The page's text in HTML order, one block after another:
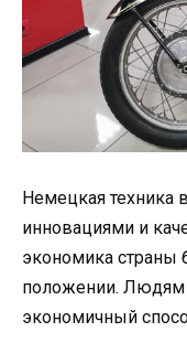
Немецкая техника
инновациями и
экономика страны
положении. Людям
экономичный